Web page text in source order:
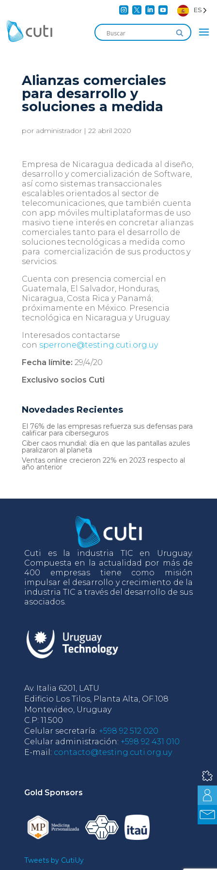
    ES
Alianzas comerciales
para desarrollo y
soluciones a medida
por administrador| 22 abril 2020
Empresa de Nicaragua dedicada al diseño,
desarrollo y comercialización de Software,
así como sistemas transaccionales
escalables orientados al sector de
telecomunicaciones, que también cuenta
con app móviles multiplataformas de uso
masivo tiene interés en concretar alianzas
comerciales tanto para el desarrollo de
soluciones tecnológicas a medida como
para comercialización de sus productos y
servicios.
Cuenta con presencia comercial en
Guatemala, El Salvador, Honduras,
Nicaragua, Costa Rica y Panamá;
próximamente en México. Presencia
tecnológica en Nicaragua y Uruguay.
Interesados contactarse
con sperrone@testing.cuti.org.uy
Fecha límite: 29/4/20
Exclusivo socios Cuti
Novedades Recientes
El 76% de las empresas refuerza sus defensas para
calificar para ciberseguros
Ciber caos mundial: día en que las pantallas azules
paralizaron al planeta
Ventas online crecieron 22% en 2023 respecto al
año anterior
Cuti es la industria TIC en Uruguay.
Compuesta en la actualidad por más de
400 empresas tiene como misión
impulsar el desarrollo y crecimiento de la
industria TIC a través del desarrollo de sus
asociados.
Av. Italia 6201, LATU
Edificio Los Tilos, Planta Alta, OF.108
Montevideo, Uruguay
C.P: 11.500
Celular secretaría: +598 92 512 020
Celular administración: +598 92 431 010
E-mail: contacto@testing.cuti.org.uy
Gold Sponsors
Tweets by CutiUy